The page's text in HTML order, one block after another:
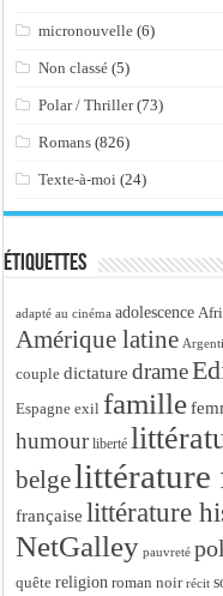
micronouvelle (6)
Non classé (5)
Polar / Thriller(73)
Romans (826)
Texte-à-moi (24)
Étiquettes
adapté au cinéma adolescence
Amérique latine
couple dictature drame
Espagne exil famille
humour liberté
belgelittérature
française littérature
NetGalley pauvreté
quête religion roman noir récit